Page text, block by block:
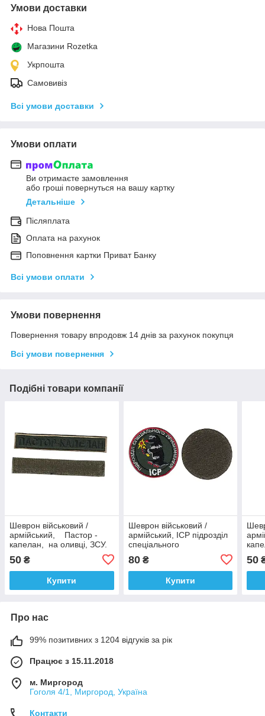
Умови доставки
Нова Пошта
Магазини Rozetka
Укрпошта
Самовивіз
Всі умови доставки
Умови оплати
Ви отримаєте замовлення
або гроші повернуться на вашу картку
Детальніше
Післяплата
Оплата на рахунок
Поповнення картки Приват Банку
Всі умови оплати
Умови повернення
Повернення товару впродовж 14 днів за рахунок покупця
Всі умови повернення
Подібні товари компанії
Шеврон військовий /
армійський, Пастор -
капелан, на оливці, ЗСУ.
50 ₴
Купити
Шеврон військовий /
армійський, ІСР підрозділ
спеціального
призначення, на оливці,
ЗСУ, діаметр 8,5 см
80₴
Купити
50
Про нас
99% позитивних з 1204 відгуків за рік
Працює з 15.11.2018
м. Миргород
Гоголя 4/1, Миргород, Україна
Контакти